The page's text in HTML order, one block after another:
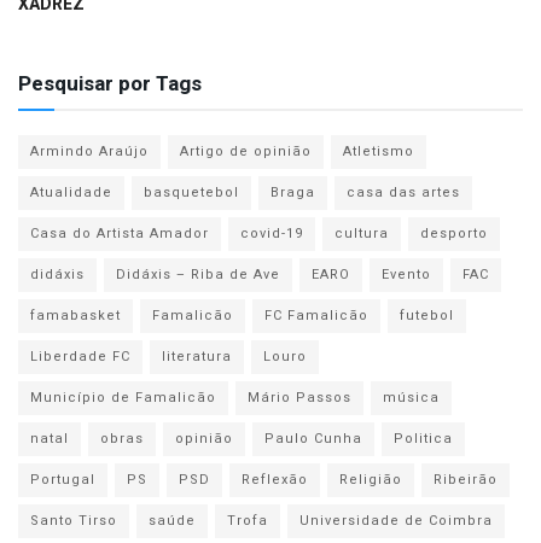
Pesquisar por Tags
Armindo Araújo Artigo de opinião
Atletismo
Atualidade
basquetebol Braga
casa das artes
Casa do Artista Amador
covid-19 cultura
desporto
didáxis
Didáxis – Riba de Ave EARO Evento
FAC
famabasket
Famalicão FC Famalicão
futebol
Liberdade FC
literatura
Louro
Município de Famalicão
Mário Passos
música
natal
obras opinião Paulo Cunha
Politica
Portugal
PS PSD Reflexão Religião
Ribeirão
Santo Tirso
saúde Trofa
Universidade de Coimbra